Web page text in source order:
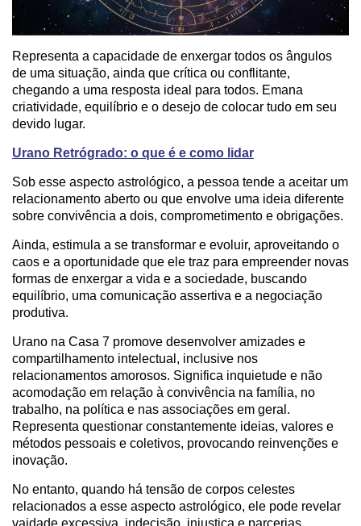
Representa a capacidade de enxergar todos os ângulos
de uma situação, ainda que crítica ou conflitante,
chegando a uma resposta ideal para todos. Emana
criatividade, equilíbrio e o desejo de colocar tudo em seu
devido lugar.
Urano Retrógrado: o que é e como lidar
Sob esse aspecto astrológico, a pessoa tende a aceitar um
relacionamento aberto ou que envolve uma ideia diferente
sobre convivência a dois, comprometimento e obrigações.
Ainda, estimula a se transformar e evoluir, aproveitando o
caos e a oportunidade que ele traz para empreender novas
formas de enxergar a vida e a sociedade, buscando
equilíbrio, uma comunicação assertiva e a negociação
produtiva.
Urano na Casa 7 promove desenvolver amizades e
compartilhamento intelectual, inclusive nos
relacionamentos amorosos. Significa inquietude e não
acomodação em relação à convivência na família, no
trabalho, na política e nas associações em geral.
Representa questionar constantemente ideias, valores e
métodos pessoais e coletivos, provocando reinvenções e
inovação.
No entanto, quando há tensão de corpos celestes
relacionados a esse aspecto astrológico, ele pode revelar